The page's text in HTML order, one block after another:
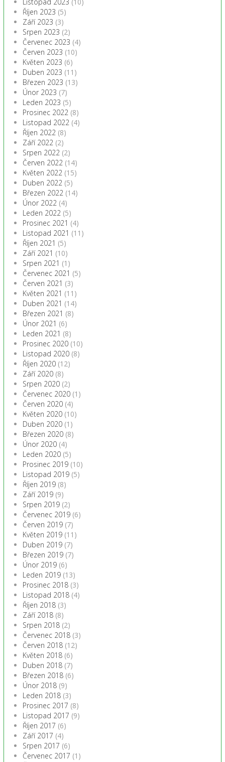
Říjen 2023 (5)
Září 2023 (3)
Srpen 2023 (2)
Červenec 2023 (4)
Červen 2023 (10)
Květen 2023 (6)
Duben 2023 (11)
Březen 2023 (13)
Únor 2023 (7)
Leden 2023 (5)
Prosinec 2022 (8)
Listopad 2022 (4)
Říjen 2022 (8)
Září 2022 (2)
Srpen 2022 (2)
Červen 2022 (14)
Květen 2022 (15)
Duben 2022 (5)
Březen 2022 (14)
Únor 2022 (4)
Leden 2022 (5)
Prosinec 2021 (4)
Listopad 2021 (11)
Říjen 2021 (5)
Září 2021 (10)
Srpen 2021 (1)
Červenec 2021 (5)
Červen 2021 (3)
Květen 2021 (11)
Duben 2021 (14)
Březen 2021 (8)
Únor 2021 (6)
Leden 2021 (8)
Prosinec 2020 (10)
Listopad 2020 (8)
Říjen 2020 (12)
Září 2020 (8)
Srpen 2020 (2)
Červenec 2020 (1)
Červen 2020 (4)
Květen 2020 (10)
Duben 2020 (1)
Březen 2020 (8)
Únor 2020 (4)
Leden 2020 (5)
Prosinec 2019 (10)
Listopad 2019 (5)
Říjen 2019 (8)
Září 2019 (9)
Srpen 2019 (2)
Červenec 2019 (6)
Červen 2019 (7)
Květen 2019 (11)
Duben 2019 (7)
Březen 2019 (7)
Únor 2019 (6)
Leden 2019 (13)
Prosinec 2018 (3)
Listopad 2018 (4)
Říjen 2018 (3)
Září 2018 (8)
Srpen 2018 (2)
Červenec 2018 (3)
Červen 2018 (12)
Květen 2018 (6)
Duben 2018 (7)
Březen 2018 (6)
Únor 2018 (9)
Leden 2018 (3)
Prosinec 2017 (8)
Listopad 2017 (9)
Říjen 2017 (6)
Září 2017 (4)
Srpen 2017 (6)
Červenec 2017 (1)